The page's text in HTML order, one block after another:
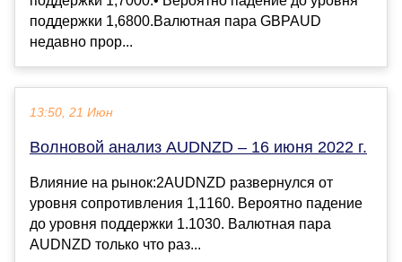
поддержки 1,6800.Валютная пара GBPAUD
недавно прор...
13:50, 21 Июн
Волновой анализ AUDNZD – 16 июня 2022 г.
Влияние на рынок:2AUDNZD развернулся от
уровня сопротивления 1,1160. Вероятно падение
до уровня поддержки 1.1030. Валютная пара
AUDNZD только что раз...